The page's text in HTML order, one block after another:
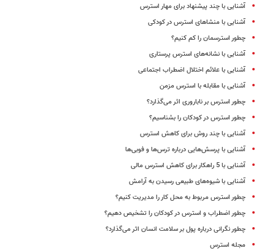
آشنایی با چند پیشنهاد برای مهار استرس
آشنایی با منشاهای استرس در کودکی
چطور استرسمان را کم کنیم؟
آشنایی با نشانه‌های استرس پرستاری
آشنایی با علائم اختلال اضطراب اجتماعی
آشنایی با مقابله با استرس مزمن
چطور استرس بر ناباروری اثر می‌گذارد؟
چطور استرس در کودکان را بشناسیم؟
آشنایی با چند روش برای کاهش استرس
آشنایی با پرسش‌هایی درباره ترس‌ها و فوبی‌ها
آشنایی با 5 راهکار برای کاهش استرس مالی
آشنایی با شیوه‌های طبیعی رسیدن به آرامش
چطور استرس مربوط به محل کار را مدیریت کنیم؟
چطور اضطراب و استرس در کودکان را تشخیص دهیم؟
چطور نگرانی درباره پول بر سلامت انسان اثر می‌گذارد؟
مجله استرس